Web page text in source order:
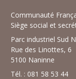
Communauté
Siège social et
Parc industriel Sud
Rue des Linottes, 6
5100 Naninne
Tél. : 081 58 53 44